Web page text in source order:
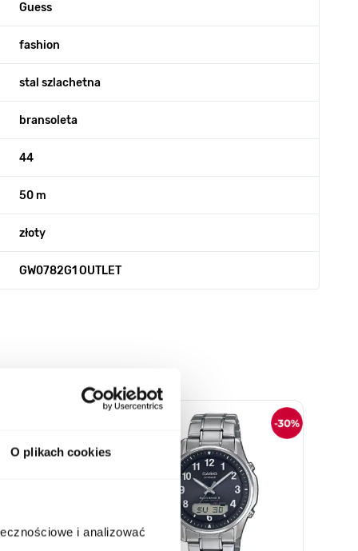
O plikach cookies
i analizować
Guess
fashion
stal szlachetna
bransoleta
44
50 m
złoty
GW0782G1 OUTLET
nawigacji karuzeli za pomocą linka pomijającego.